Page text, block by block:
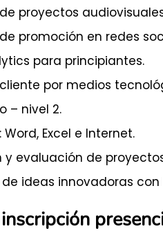
proyectos
promoción en redes
para principiantes.
por medios
– nivel 2.
Excel e Internet.
y evaluación de
ideas innovadoras con